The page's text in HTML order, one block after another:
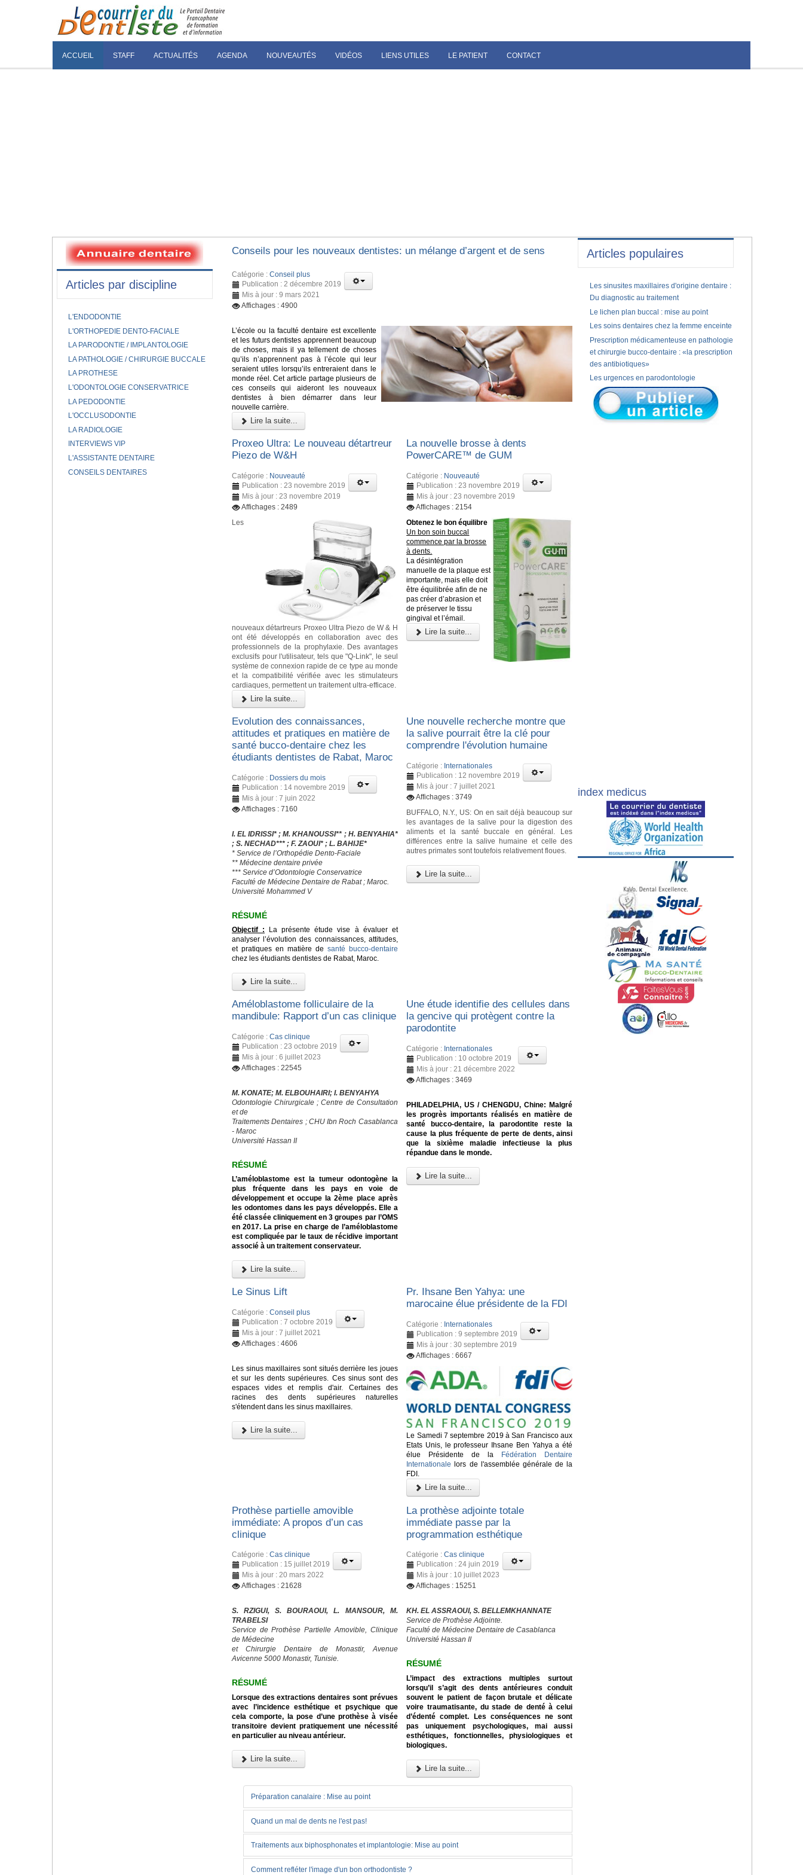
ACCUEIL STAFF ACTUALITÉS AGENDA NOUVEAUTÉS VIDÉOS LIENS UTILES LE PATIENT CONTACT
Conseils pour les nouveaux dentistes: un mélange d’argent et de sens
Catégorie : Conseil plus
Publication : 2 décembre 2019
Mis à jour : 9 mars 2021
Affichages : 4900
L’école ou la faculté dentaire est excellente
et les futurs dentistes apprennent beaucoup
de choses, mais il ya tellement de choses
qu’ils n’apprennent pas à l’école qui leur
seraient utiles lorsqu’ils entreraient dans le
monde réel. Cet article partage plusieurs de
ces conseils qui aideront les nouveaux
dentistes à bien démarrer dans leur
nouvelle carrière.
Lire la suite...
Proxeo Ultra: Le nouveau détartreur
Piezo de W&H
Catégorie : Nouveauté
Publication : 23 novembre 2019
Mis à jour : 23 novembre 2019
Affichages : 2489
Les
nouveaux détartreurs Proxeo Ultra Piezo de W & H
ont été développés en collaboration avec des
professionnels de la prophylaxie. Des avantages
exclusifs pour l'utilisateur, tels que "Q-Link", le seul
système de connexion rapide de ce type au monde
et la compatibilité vérifiée avec les stimulateurs
cardiaques, permettent un traitement ultra-efficace.
Lire la suite...
La nouvelle brosse à dents
PowerCARE™ de GUM
Catégorie : Nouveauté
Publication : 23 novembre 2019
Mis à jour : 23 novembre 2019
Affichages : 2154
Obtenez le bon équilibre
Un bon soin buccal
commence par la brosse
à dents.
La désintégration
manuelle de la plaque est
importante, mais elle doit
être équilibrée afin de ne
pas créer d’abrasion et
de préserver le tissu
gingival et l’émail.
Lire la suite...
Evolution des connaissances,
attitudes et pratiques en matière de
santé bucco-dentaire chez les
étudiants dentistes de Rabat, Maroc
Catégorie : Dossiers du mois
Publication : 14 novembre 2019
Mis à jour : 7 juin 2022
Affichages : 7160
I. EL IDRISSI* ; M. KHANOUSSI** ; H. BENYAHIA*
; S. NECHAD*** ; F. ZAOUI* ; L. BAHIJE*
* Service de l’Orthopédie Dento-Faciale
** Médecine dentaire privée
*** Service d’Odontologie Conservatrice
Faculté de Médecine Dentaire de Rabat ; Maroc.
Université Mohammed V
RÉSUMÉ
Objectif : La présente étude vise à évaluer et
analyser l’évolution des connaissances, attitudes,
et pratiques en matière de santé bucco-dentaire
chez les étudiants dentistes de Rabat, Maroc.
Lire la suite...
Une nouvelle recherche montre que
la salive pourrait être la clé pour
comprendre l'évolution humaine
Catégorie : Internationales
Publication : 12 novembre 2019
Mis à jour : 7 juillet 2021
Affichages : 3749
BUFFALO, N.Y., US: On en sait déjà beaucoup sur
les avantages de la salive pour la digestion des
aliments et la santé buccale en général. Les
différences entre la salive humaine et celle des
autres primates sont toutefois relativement floues.
Lire la suite...
Améloblastome folliculaire de la
mandibule: Rapport d’un cas clinique
Catégorie : Cas clinique
Publication : 23 octobre 2019
Mis à jour : 6 juillet 2023
Affichages : 22545
M. KONATE; M. ELBOUHAIRI; I. BENYAHYA
Odontologie Chirurgicale ; Centre de Consultation
et de
Traitements Dentaires ; CHU Ibn Roch Casablanca
- Maroc
Université Hassan II
RÉSUMÉ
L’améloblastome est la tumeur odontogène la
plus fréquente dans les pays en voie de
développement et occupe la 2ème place après
les odontomes dans les pays développés. Elle a
été classée cliniquement en 3 groupes par l’OMS
en 2017. La prise en charge de l’améloblastome
est compliquée par le taux de récidive important
associé à un traitement conservateur.
Lire la suite...
Une étude identifie des cellules dans
la gencive qui protègent contre la
parodontite
Catégorie : Internationales
Publication : 10 octobre 2019
Mis à jour : 21 décembre 2022
Affichages : 3469
PHILADELPHIA, US / CHENGDU, Chine: Malgré
les progrès importants réalisés en matière de
santé bucco-dentaire, la parodontite reste la
cause la plus fréquente de perte de dents, ainsi
que la sixième maladie infectieuse la plus
répandue dans le monde.
Lire la suite...
Le Sinus Lift
Catégorie : Conseil plus
Publication : 7 octobre 2019
Mis à jour : 7 juillet 2021
Affichages : 4606
Les sinus maxillaires sont situés derrière les joues
et sur les dents supérieures. Ces sinus sont des
espaces vides et remplis d'air. Certaines des
racines des dents supérieures naturelles
s'étendent dans les sinus maxillaires.
Lire la suite...
Pr. Ihsane Ben Yahya: une
marocaine élue présidente de la FDI
Catégorie : Internationales
Publication : 9 septembre 2019
Mis à jour : 30 septembre 2019
Affichages : 6667
Le Samedi 7 septembre 2019 à San Francisco aux
Etats Unis, le professeur Ihsane Ben Yahya a été
élue Présidente de la
Fédération Dentaire
Internationale lors de l'assemblée générale de la
FDI.
Lire la suite...
Prothèse partielle amovible
immédiate: A propos d’un cas
clinique
Catégorie : Cas clinique
Publication : 15 juillet 2019
Mis à jour : 20 mars 2022
Affichages : 21628
S. RZIGUI, S. BOURAOUI, L. MANSOUR, M.
TRABELSI
Service de Prothèse Partielle Amovible, Clinique
de Médecine
et Chirurgie Dentaire de Monastir, Avenue
Avicenne 5000 Monastir, Tunisie.
RÉSUMÉ
Lorsque des extractions dentaires sont prévues
avec l’incidence esthétique et psychique que
cela comporte, la pose d’une prothèse à visée
transitoire devient pratiquement une nécessité
en particulier au niveau antérieur.
Lire la suite...
La prothèse adjointe totale
immédiate passe par la
programmation esthétique
Catégorie :Cas clinique
Publication : 24 juin 2019
Mis à jour : 10 juillet 2023
Affichages : 15251
KH. EL ASSRAOUI, S. BELLEMKHANNATE
Service de Prothèse Adjointe.
Faculté de Médecine Dentaire de Casablanca
Université Hassan II
RÉSUMÉ
L’impact des extractions multiples surtout
lorsqu’il s’agit des dents antérieures conduit
souvent le patient de façon brutale et délicate
voire traumatisante, du stade de denté à celui
d’édenté complet. Les conséquences ne sont
pas uniquement psychologiques, mai aussi
esthétiques, fonctionnelles, physiologiques et
biologiques.
Lire la suite...
Préparation canalaire : Mise au point
Quand un mal de dents ne l'est pas!
Traitements aux biphosphonates et implantologie: Mise au point
Comment refléter l'image d'un bon orthodontiste ?
Articles par discipline
L'ENDODONTIE
L'ORTHOPEDIE DENTO-FACIALE
LA PARODONTIE / IMPLANTOLOGIE
LA PATHOLOGIE / CHIRURGIE BUCCALE
LA PROTHESE
L'ODONTOLOGIE CONSERVATRICE
LA PEDODONTIE
L'OCCLUSODONTIE
LA RADIOLOGIE
INTERVIEWS VIP
L'ASSISTANTE DENTAIRE
CONSEILS DENTAIRES
Articles populaires
Les sinusites maxillaires d'origine dentaire :
Du diagnostic au traitement
Le lichen plan buccal : mise au point
Les soins dentaires chez la femme enceinte
Prescription médicamenteuse en pathologie
et chirurgie bucco-dentaire : «la prescription
des antibiotiques»
Les urgences en parodontologie
index medicus